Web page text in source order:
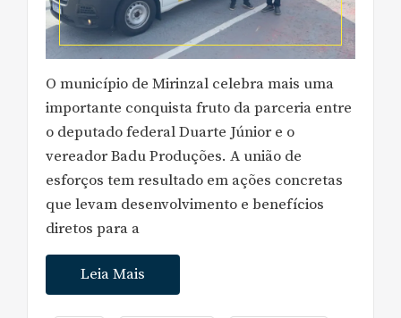
O município de Mirinzal celebra mais uma
importante conquista fruto da parceria entre
o deputado federal Duarte Júnior e o
vereador Badu Produções. A união de
esforços tem resultado em ações concretas
que levam desenvolvimento e benefícios
diretos para a
Leia Mais